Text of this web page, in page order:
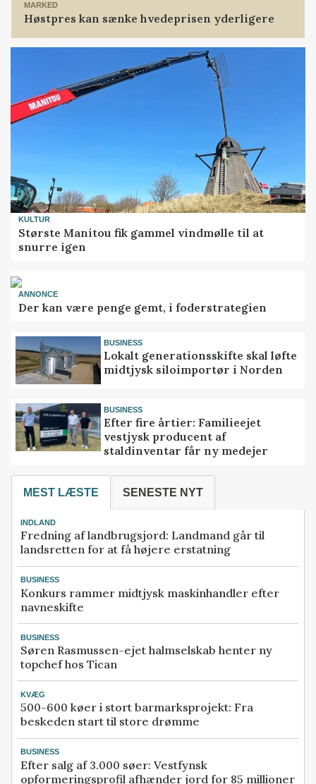
MARKED
Høstpres kan sænke hvedeprisen yderligere
KULTUR
Største Manitou fik gammel vindmølle til at
snurre igen
ANNONCE
Der kan være penge gemt, i foderstrategien
BUSINESS
Lokalt generationsskifte skal løfte
midtjysk siloimportør i Norden
BUSINESS
Efter fire årtier: Familieejet
vestjysk producent af
staldinventar får ny medejer
MEST LÆSTE SENESTE NYT
INDLAND
Fredning af landbrugsjord: Landmand går til
landsretten for at få højere erstatning
BUSINESS
Konkurs rammer midtjysk maskinhandler efter
navneskifte
BUSINESS
Søren Rasmussen-ejet halmselskab henter ny
topchef hos Tican
KVÆG
500-600 køer i stort barmarksprojekt: Fra
beskeden start til store drømme
BUSINESS
Efter salg af 3.000 søer: Vestfynsk
opformeringsprofil afhænder jord for 85 millioner